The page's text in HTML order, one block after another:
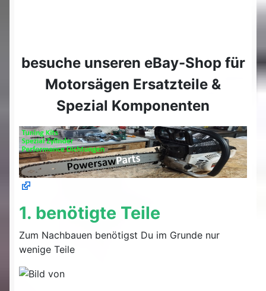
besuche unseren eBay-Shop für
Motorsägen Ersatzteile &
Spezial Komponenten
1. benötigte Teile
Zum Nachbauen benötigst Du im Grunde nur
wenige Teile